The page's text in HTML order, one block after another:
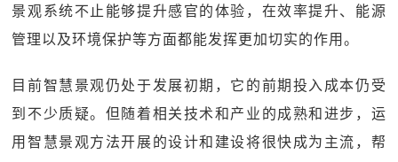
景观系统不止能够提升感官的体验，在效率提升、能源
管理以及环境保护等方面都能发挥更加切实的作用。
目前智慧景观仍处于发展初期，它的前期投入成本仍受
到不少质疑。但随着相关技术和产业的成熟和进步，运
用智慧景观方法开展的设计和建设将很快成为主流，帮